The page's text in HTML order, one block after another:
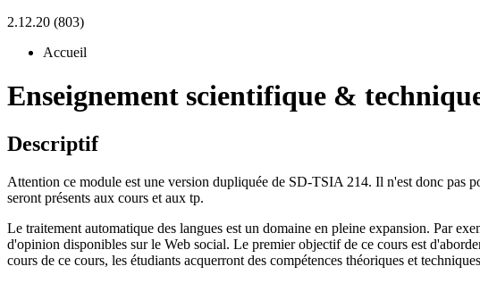
2.12.20 (803)
Accueil
Enseignement scientifique &
Descriptif
Attention ce module est une version dupliquée de SD-TSIA 214. Il n'est donc pas
seront présents aux cours et aux tp.
Le traitement automatique des langues est un domaine en pleine expansion. Par
d'opinion disponibles sur le Web social. Le premier objectif de ce cours est
cours de ce cours, les étudiants acquerront des compétences théoriques et